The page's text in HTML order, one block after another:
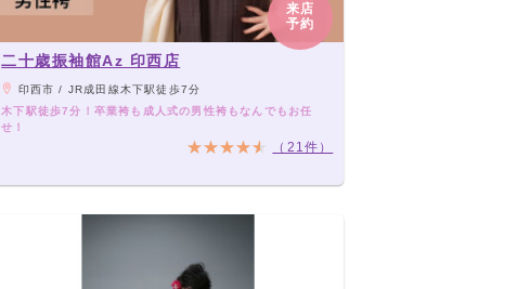
来店
予約
二十歳振袖館Az 印西店
印西市 / JR成田線木下駅徒歩7分
木下駅徒歩7分！卒業袴も成人式の男性袴もなんでもお任
せ！
（21件）